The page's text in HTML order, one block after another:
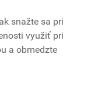
snažte sa pri
využiť pri
a obmedzte